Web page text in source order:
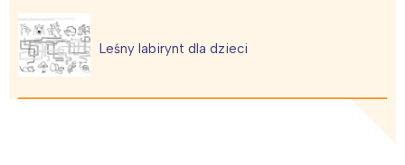
Leśny labirynt dla dzieci